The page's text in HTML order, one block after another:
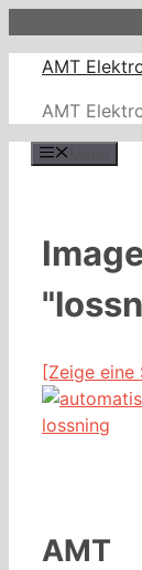
Inhalt
springen
AMT
AMT
[Zeige eine
AMT